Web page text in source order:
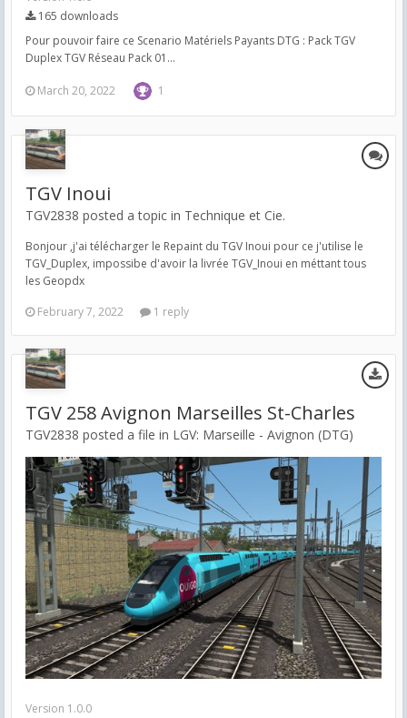
165 downloads
Pour pouvoir faire ce Scenario Matériels Payants DTG : Pack TGV
Duplex TGV Réseau Pack 01...
March 20, 2022 1
TGV Inoui
TGV2838 posted a topic in Technique et Cie.
Bonjour ,j'ai télécharger le Repaint du TGV Inoui pour ce j'utilise le
TGV_Duplex, impossibe d'avoir la livrée TGV_Inoui en méttant tous
les Geopdx
February 7, 2022
1 reply
TGV 258 Avignon Marseilles St-Charles
TGV2838 posted a file in LGV: Marseille - Avignon (DTG)
Version 1.0.0